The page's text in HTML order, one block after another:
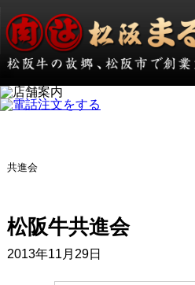
共進会
松阪牛共進会
2013年11月29日